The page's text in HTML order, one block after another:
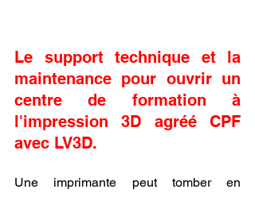
Le support technique et la
maintenance pour ouvrir un
centre de formation à
l'impression 3D agréé CPF
avec LV3D.
Une imprimante peut tomber en